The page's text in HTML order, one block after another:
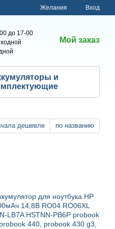
Желания Вход
до 17-00
Мой заказ
и
дешевле по названию